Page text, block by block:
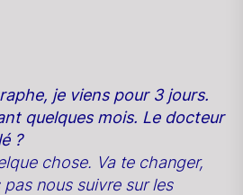
je viens pour 3 jours.
quelques mois. Le docteur
?
chose. Va te changer,
nous suivre sur les